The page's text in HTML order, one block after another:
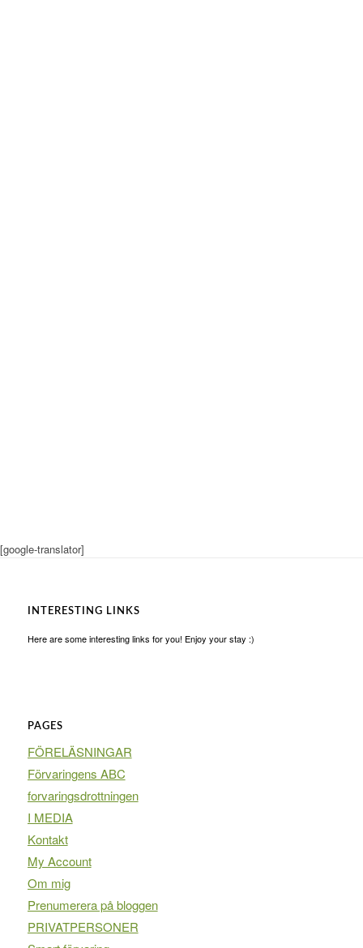
[google-translator]
INTERESTING LINKS
Here are some interesting links for you! Enjoy your stay :)
PAGES
FÖRELÄSNINGAR
Förvaringens ABC
forvaringsdrottningen
I MEDIA
Kontakt
My Account
Om mig
Prenumerera på bloggen
PRIVATPERSONER